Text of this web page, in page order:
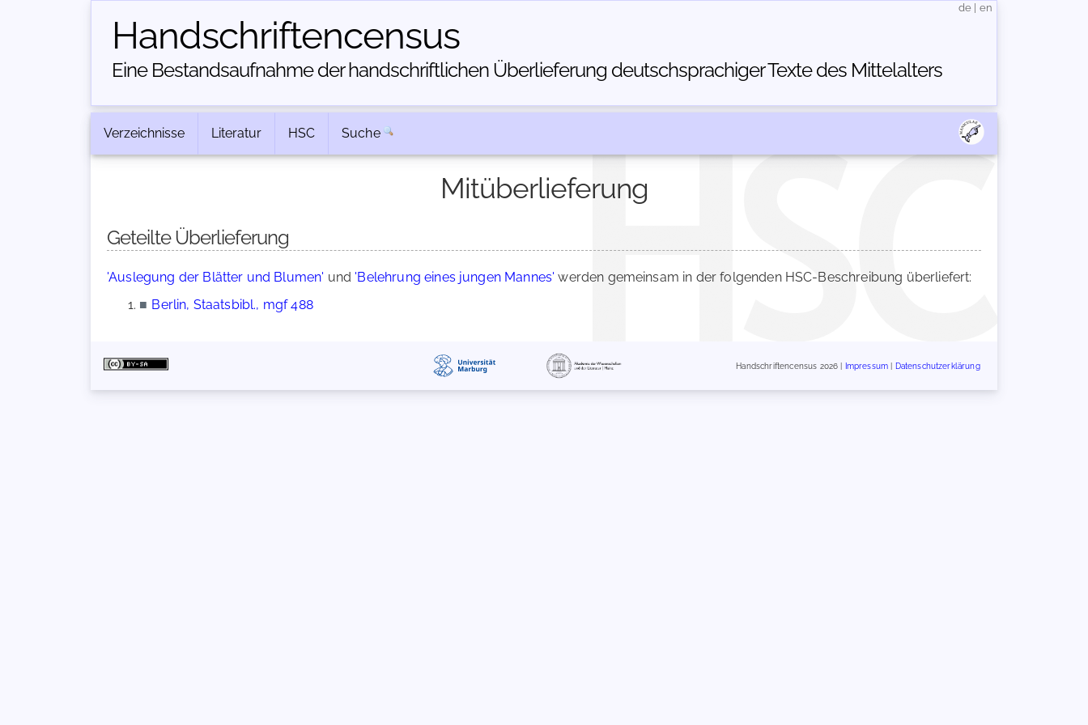
Handschriften­census
Eine Bestandsaufnahme der handschriftlichen Über­lieferung deutschsprachiger Texte des Mittelalters
de en
Verzeichnisse Literatur HSC Suche
Mitüberlieferung
Geteilte Überlieferung
'Auslegung der Blätter und Blumen' und 'Belehrung eines jungen Mannes' werden gemeinsam in der folgenden HSC-Beschreibung überliefert:
■ Berlin, Staatsbibl., mgf 488
Handschriftencensus 2026 | Impressum Datenschutzerklärung